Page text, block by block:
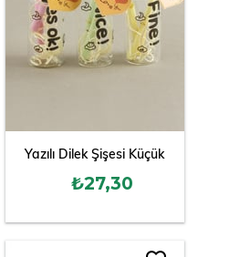
Yazılı Dilek Şişesi Küçük
₺27,30